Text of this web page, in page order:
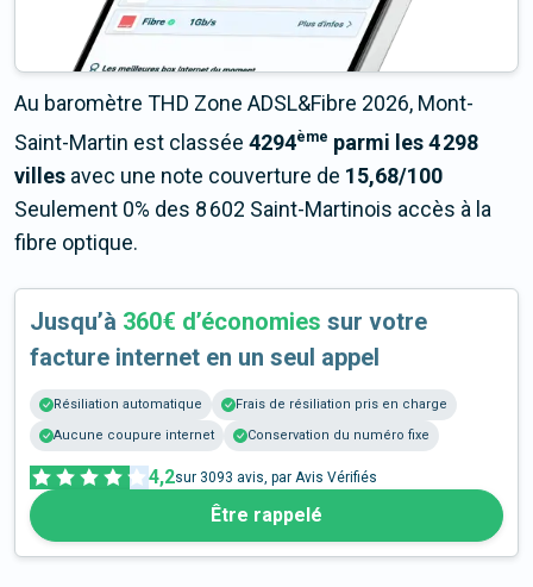
Au baromètre THD Zone ADSL&Fibre 2026, Mont-
Saint-Martin est classée 4294ème parmi les 4 298
villes avec une note couverture de 15,68/100
Seulement 0% des 8 602 Saint-Martinois accès à la
fibre optique.
Jusqu’à 360€ d’économies sur votre
facture internet en un seul appel
Résiliation automatique
Frais de résiliation pris en charge
Aucune coupure internet
Conservation du numéro fixe
4,2sur 3093 avis, par Avis Vérifiés
Être rappelé